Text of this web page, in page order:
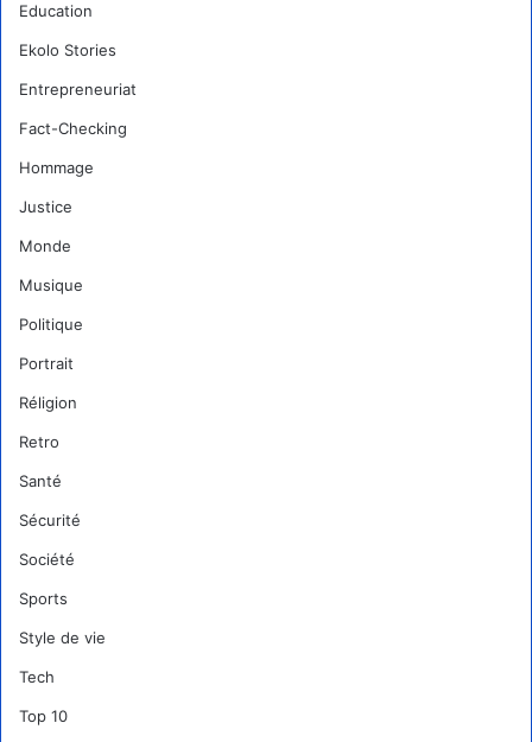
Education
Ekolo Stories
Entrepreneuriat
Fact-Checking
Hommage
Justice
Monde
Musique
Politique
Portrait
Réligion
Retro
Santé
Sécurité
Société
Sports
Style de vie
Tech
Top 10